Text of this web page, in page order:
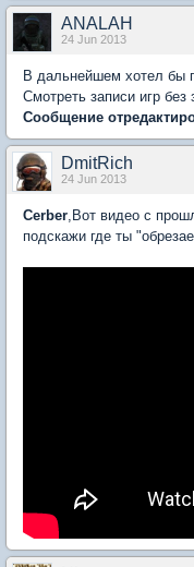
ANALAH
24 Jun 2013
В дальнейшем хотел бы
Смотреть записи игр
Сообщение
DmitRich
24 Jun 2013
Cerber,Вот видео с
подскажи где ты